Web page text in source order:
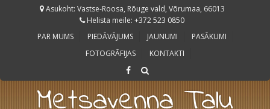
Asukoht: Vastse-Roosa, Rõuge vald, Võrumaa, 66013
Helista meile: +372 523 0850
PAR MUMS
PIEDĀVĀJUMS JAUNUMI
PASĀKUMI
FOTOGRĀFIJAS
KONTAKTI